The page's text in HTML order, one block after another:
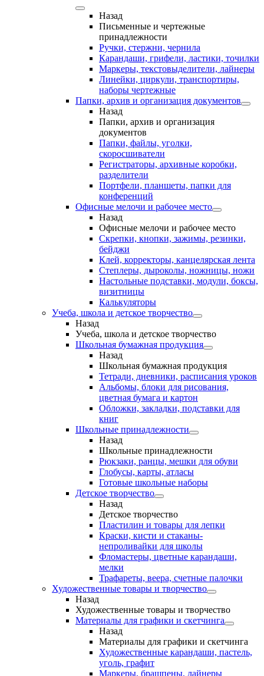
Назад
Письменные и чертежные
принадлежности
Ручки, стержни, чернила
Карандаши, грифели, ластики, точилки
Маркеры, текстовыделители, лайнеры
Линейки, циркули, транспортиры,
наборы чертежные
Папки, архив и организация документов
Назад
Папки, архив и организация
документов
Папки, файлы, уголки,
скоросшиватели
Регистраторы, архивные коробки,
разделители
Портфели, планшеты, папки для
конференций
Офисные мелочи и рабочее место
Назад
Офисные мелочи и рабочее место
Скрепки, кнопки, зажимы, резинки,
бейджи
Клей, корректоры, канцелярская лента
Степлеры, дыроколы, ножницы, ножи
Настольные подставки, модули, боксы,
визитницы
Калькуляторы
Учеба, школа и детское творчество
Назад
Учеба, школа и детское творчество
Школьная бумажная продукция
Назад
Школьная бумажная продукция
Тетради, дневники, расписания уроков
Альбомы, блоки для рисования,
цветная бумага и картон
Обложки, закладки, подставки для
книг
Школьные принадлежности
Назад
Школьные принадлежности
Рюкзаки, ранцы, мешки для обуви
Глобусы, карты, атласы
Готовые школьные наборы
Детское творчество
Назад
Детское творчество
Пластилин и товары для лепки
Краски, кисти и стаканы-
непроливайки для школы
Фломастеры, цветные карандаши,
мелки
Трафареты, веера, счетные палочки
Художественные товары и творчество
Назад
Художественные товары и творчество
Материалы для графики и скетчинга
Назад
Материалы для графики и скетчинга
Художественные карандаши, пастель,
уголь, графит
Маркеры, брашпены, лайнеры